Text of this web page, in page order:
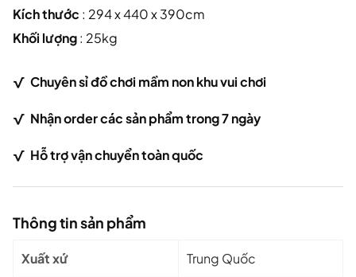
Kích thước : 294 x 440 x 390cm
Khối lượng: 25kg
√ Chuyên sỉ đồ chơi mầm non khu vui chơi
√ Nhận order các sản phẩm trong 7 ngày
√ Hỗ trợ vận chuyển toàn quốc
Thông tin sản phẩm
Xuất xứ Trung Quốc